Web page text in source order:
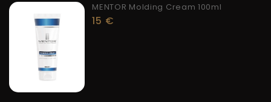
MENTOR Molding Cream 100ml
15 €